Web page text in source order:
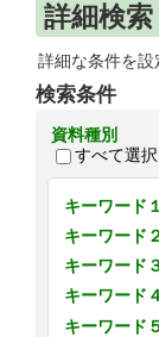
詳細検索
詳細な条件を設
検索条件
資料種別
すべて選択
キーワード１
キーワード２
キーワード
キーワード
キーワード５